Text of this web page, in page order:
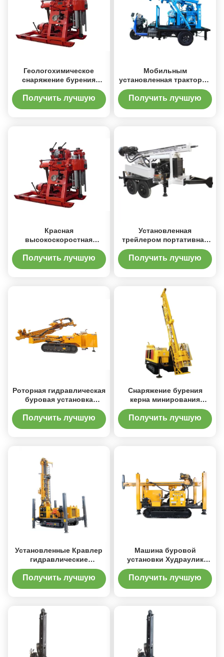
Геологохимическое
снаряжение бурения
керна исследования
1000м гидравлическое
Получить лучшую
Мобильным
установленная трактором
машина буровой
установки скважины
Получить лучшую
Красная
высокоскоростная
компактная буровая
установка
Получить лучшую
Установленная
трейлером портативная
машина буровой
установки водяной
Получить лучшую
Роторная гидравлическая
буровая установка
анкера Кравлер СМЗ130
Получить лучшую
Снаряжение бурения
керна минирования
Кравлер
Получить лучшую
Установленные Кравлер
гидравлические
роторные буровые
установки водяной
Получить лучшую
Машина буровой
установки Худраулик
300м ДТХ для водяной
скважины
Получить лучшую